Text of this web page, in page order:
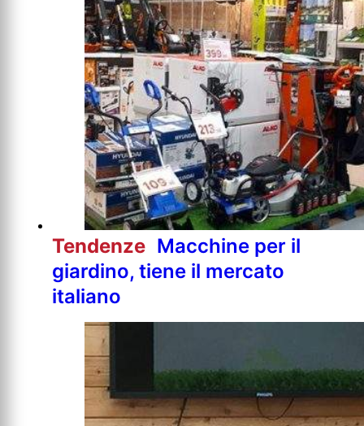
Tendenze Macchine per il
giardino, tiene il mercato
italiano